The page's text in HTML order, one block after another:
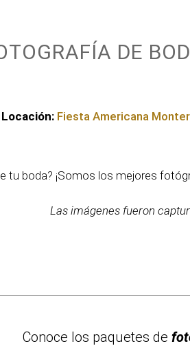
DE
Locación: Fiesta Americana
tu boda? ¡Somos los mejores
Las imágenes fueron
Conoce los paquetes de